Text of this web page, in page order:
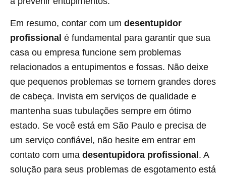
Em resumo, contar com um desentupidor
profissional é fundamental para garantir que sua
casa ou empresa funcione sem problemas
relacionados a entupimentos e fossas. Não deixe
que pequenos problemas se tornem grandes dores
de cabeça. Invista em serviços de qualidade e
mantenha suas tubulações sempre em ótimo
estado. Se você está em São Paulo e precisa de
um serviço confiável, não hesite em entrar em
contato com uma desentupidora profissional. A
solução para seus problemas de esgotamento está